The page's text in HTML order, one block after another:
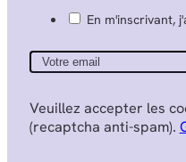
En m'inscrivant,
Veuillez accepter les
(recaptcha anti-spam).